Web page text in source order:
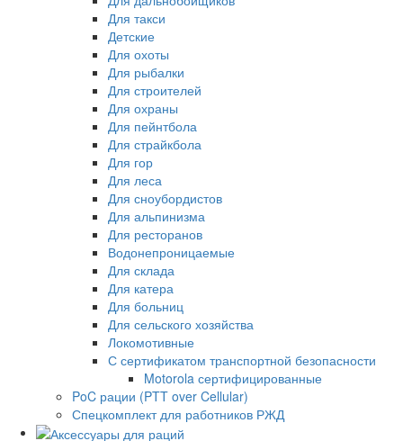
Для такси
Детские
Для охоты
Для рыбалки
Для строителей
Для охраны
Для пейнтбола
Для страйкбола
Для гор
Для леса
Для сноубордистов
Для альпинизма
Для ресторанов
Водонепроницаемые
Для склада
Для катера
Для больниц
Для сельского хозяйства
Локомотивные
С сертификатом транспортной безопасности
Motorola сертифицированные
PoC рации (PTT over Cellular)
Спецкомплект для работников РЖД